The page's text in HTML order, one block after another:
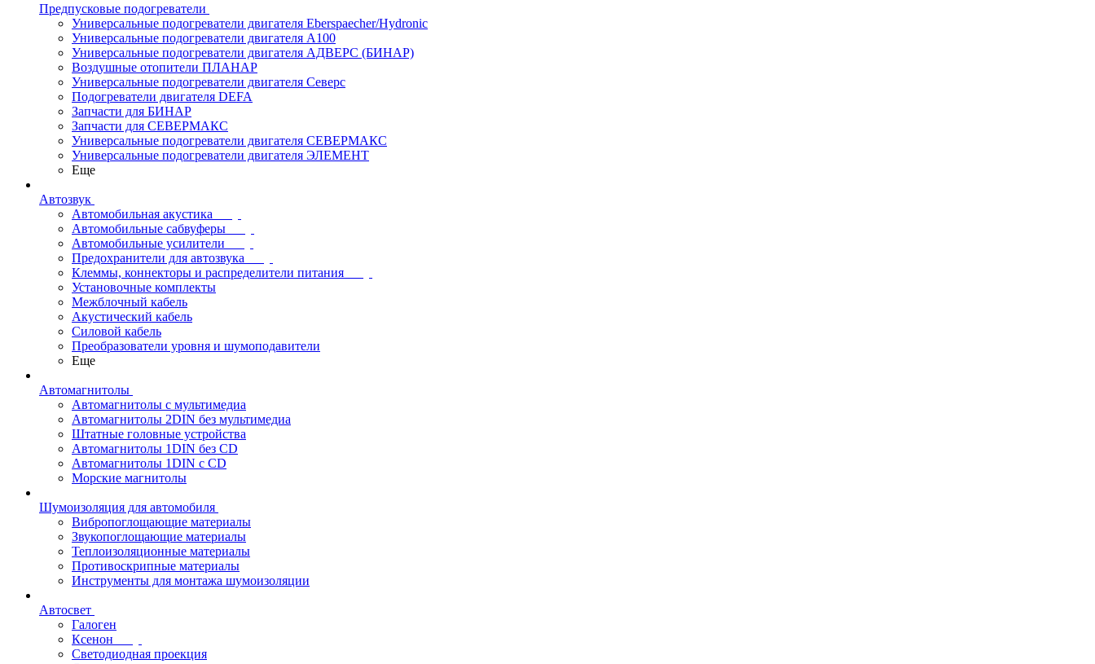
Предпусковые подогреватели
Универсальные подогреватели двигателя Eberspaecher/Hydronic
Универсальные подогреватели двигателя A100
Универсальные подогреватели двигателя АДВЕРС (БИНАР)
Воздушные отопители ПЛАНАР
Универсальные подогреватели двигателя Северс
Подогреватели двигателя DEFA
Запчасти для БИНАР
Запчасти для СЕВЕРМАКС
Универсальные подогреватели двигателя СЕВЕРМАКС
Универсальные подогреватели двигателя ЭЛЕМЕНТ
Еще
Автозвук
Автомобильная акустика
Автомобильные сабвуферы
Автомобильные усилители
Предохранители для автозвука
Клеммы, коннекторы и распределители питания
Установочные комплекты
Межблочный кабель
Акустический кабель
Силовой кабель
Преобразователи уровня и шумоподавители
Еще
Автомагнитолы
Автомагнитолы с мультимедиа
Автомагнитолы 2DIN без мультимедиа
Штатные головные устройства
Автомагнитолы 1DIN без CD
Автомагнитолы 1DIN с CD
Морские магнитолы
Шумоизоляция для автомобиля
Вибропоглощающие материалы
Звукопоглощающие материалы
Теплоизоляционные материалы
Противоскрипные материалы
Инструменты для монтажа шумоизоляции
Автосвет
Галоген
Ксенон
Светодиодная проекция